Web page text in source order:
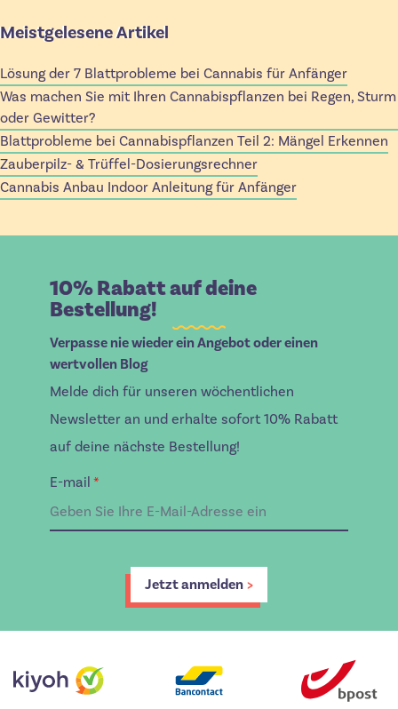
Meistgelesene Artikel
Lösung der 7 Blattprobleme bei Cannabis für Anfänger
Was machen Sie mit Ihren Cannabispflanzen bei Regen, Sturm
oder Gewitter?
Blattprobleme bei Cannabispflanzen Teil 2: Mängel Erkennen
Zauberpilz- & Trüffel-Dosierungsrechner
Cannabis Anbau Indoor Anleitung für Anfänger
10% Rabatt auf deine
Bestellung!
Verpasse nie wieder ein Angebot oder einen
wertvollen Blog
Melde dich für unseren wöchentlichen
Newsletter an und erhalte sofort 10% Rabatt
auf deine nächste Bestellung!
E-mail *
Jetzt anmelden >